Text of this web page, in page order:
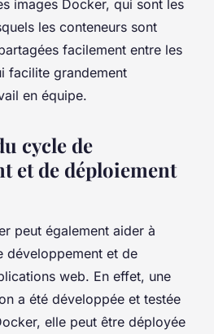
images Docker, qui sont les
les conteneurs sont
facilement entre les
facilite grandement
en équipe.
cycle de
et de déploiement
peut également aider à
développement et de
web. En effet, une
a été développée et testée
elle peut être déployée